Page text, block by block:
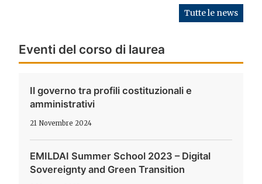
Tutte le news
Eventi del corso di laurea
Il governo tra profili costituzionali e
amministrativi
21 Novembre 2024
EMILDAI Summer School 2023 – Digital
Sovereignty and Green Transition